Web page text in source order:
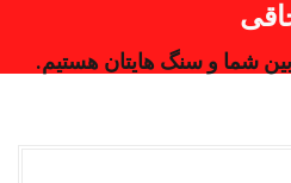
شما و سنگ هایتان هستیم.